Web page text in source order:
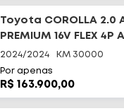
Toyota COROLLA 2.0
PREMIUM 16V FLEX 4P
2024/2024 KM 30000
Por apenas
R$ 163.900,00